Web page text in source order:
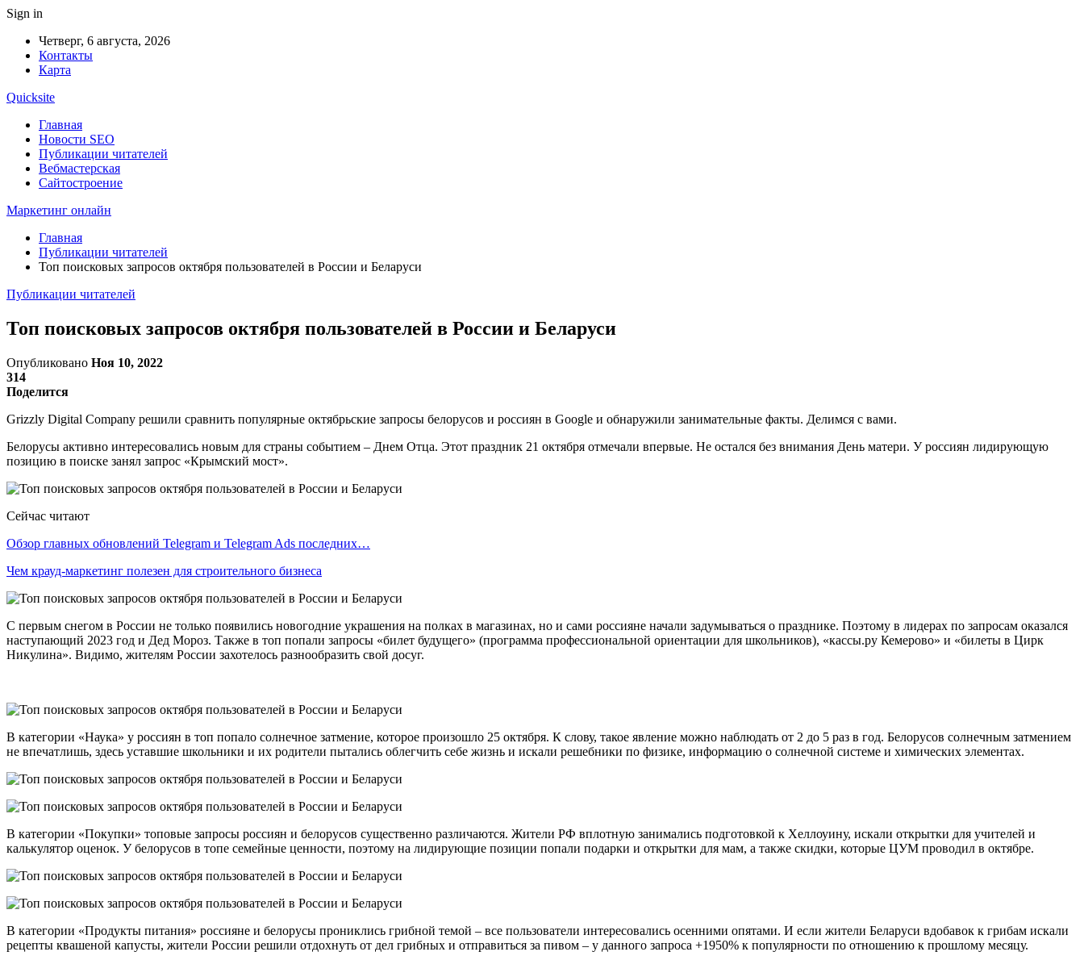
Sign in
Четверг, 6 августа, 2026
Контакты
Карта
Quicksite
Главная
Новости SEO
Публикации читателей
Вебмастерская
Сайтостроение
Маркетинг онлайн
Главная
Публикации читателей
Топ поисковых запросов октября пользователей в России и Беларуси
Публикации читателей
Топ поисковых запросов октября пользователей в России и Беларуси
Опубликовано Ноя 10, 2022
314
Поделится
Grizzly Digital Company решили сравнить популярные октябрьские запросы белорусов и россиян в Google и обнаружили занимательные факты. Делимся с вами.
Белорусы активно интересовались новым для страны событием – Днем Отца. Этот праздник 21 октября отмечали впервые. Не остался без внимания День матери. У россиян лидирующую
позицию в поиске занял запрос «Крымский мост».
Сейчас читают
Обзор главных обновлений Telegram и Telegram Ads последних…
Чем крауд-маркетинг полезен для строительного бизнеса
С первым снегом в России не только появились новогодние украшения на полках в магазинах, но и сами россияне начали задумываться о празднике. Поэтому в лидерах по запросам оказался
наступающий 2023 год и Дед Мороз. Также в топ попали запросы «билет будущего» (программа профессиональной ориентации для школьников), «кассы.ру Кемерово» и «билеты в Цирк
Никулина». Видимо, жителям России захотелось разнообразить свой досуг.
В категории «Наука» у россиян в топ попало солнечное затмение, которое произошло 25 октября. К слову, такое явление можно наблюдать от 2 до 5 раз в год. Белорусов солнечным затмением
не впечатлишь, здесь уставшие школьники и их родители пытались облегчить себе жизнь и искали решебники по физике, информацию о солнечной системе и химических элементах.
В категории «Покупки» топовые запросы россиян и белорусов существенно различаются. Жители РФ вплотную занимались подготовкой к Хеллоуину, искали открытки для учителей и
калькулятор оценок. У белорусов в топе семейные ценности, поэтому на лидирующие позиции попали подарки и открытки для мам, а также скидки, которые ЦУМ проводил в октябре.
В категории «Продукты питания» россияне и белорусы прониклись грибной темой – все пользователи интересовались осенними опятами. И если жители Беларуси вдобавок к грибам искали
рецепты квашеной капусты, жители России решили отдохнуть от дел грибных и отправиться за пивом – у данного запроса +1950% к популярности по отношению к прошлому месяцу.